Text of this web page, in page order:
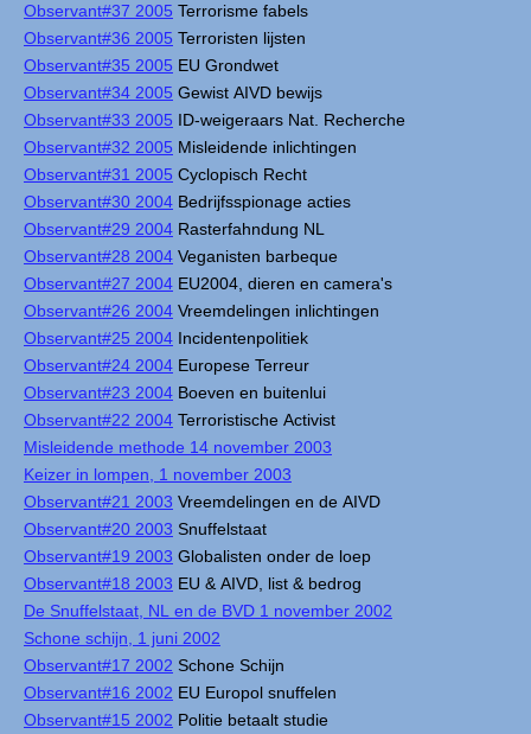
Observant#37 2005 Terrorisme fabels
Observant#36 2005 Terroristen lijsten
Observant#35 2005 EU Grondwet
Observant#34 2005 Gewist AIVD bewijs
Observant#33 2005 ID-weigeraars Nat. Recherche
Observant#32 2005 Misleidende inlichtingen
Observant#31 2005 Cyclopisch Recht
Observant#30 2004 Bedrijfsspionage acties
Observant#29 2004 Rasterfahndung NL
Observant#28 2004 Veganisten barbeque
Observant#27 2004 EU2004, dieren en camera's
Observant#26 2004 Vreemdelingen inlichtingen
Observant#25 2004 Incidentenpolitiek
Observant#24 2004 Europese Terreur
Observant#23 2004 Boeven en buitenlui
Observant#22 2004 Terroristische Activist
Misleidende methode 14 november 2003
Keizer in lompen, 1 november 2003
Observant#21 2003 Vreemdelingen en de AIVD
Observant#20 2003 Snuffelstaat
Observant#19 2003 Globalisten onder de loep
Observant#18 2003 EU & AIVD, list & bedrog
De Snuffelstaat, NL en de BVD 1 november 2002
Schone schijn, 1 juni 2002
Observant#17 2002 Schone Schijn
Observant#16 2002 EU Europol snuffelen
Observant#15 2002 Politie betaalt studie